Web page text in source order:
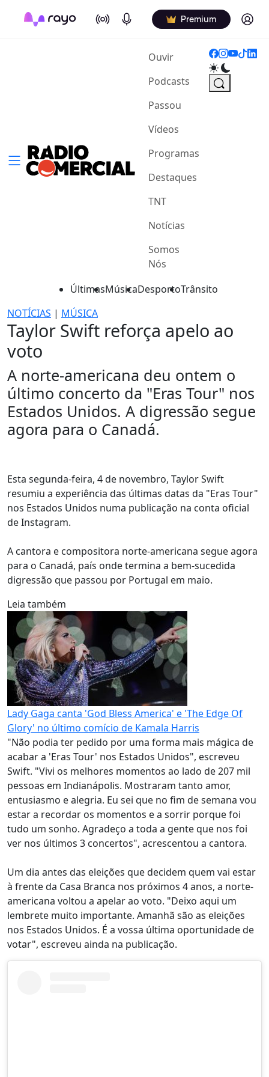
On Air Podcasts Premium Log in
Ouvir(current)
Podcasts
Passou
Vídeos
Programas
Destaques
TNT
Notícias
Somos
Nós
ÚltimasMúsicaDesportoTrânsito
NOTÍCIAS | MÚSICA
Taylor Swift reforça apelo ao
voto
A norte-americana deu ontem o
último concerto da "Eras Tour" nos
Estados Unidos. A digressão segue
agora para o Canadá.
Esta segunda-feira, 4 de novembro, Taylor Swift
resumiu a experiência das últimas datas da "Eras Tour"
nos Estados Unidos numa publicação na conta oficial
de Instagram.
A cantora e compositora norte-americana segue agora
para o Canadá, país onde termina a bem-sucedida
digressão que passou por Portugal em maio.
Leia também
Lady Gaga canta 'God Bless America' e 'The Edge Of
Glory' no último comício de Kamala Harris
"Não podia ter pedido por uma forma mais mágica de
acabar a 'Eras Tour' nos Estados Unidos", escreveu
Swift. "Vivi os melhores momentos ao lado de 207 mil
pessoas em Indianápolis. Mostraram tanto amor,
entusiasmo e alegria. Eu sei que no fim de semana vou
estar a recordar os momentos e a sorrir porque foi
tudo um sonho. Agradeço a toda a gente que nos foi
ver nos últimos 3 concertos", acrescentou a cantora.
Um dia antes das eleições que decidem quem vai estar
à frente da Casa Branca nos próximos 4 anos, a norte-
americana voltou a apelar ao voto. "Deixo aqui um
lembrete muito importante. Amanhã são as eleições
nos Estados Unidos. É a vossa última oportunidade de
votar", escreveu ainda na publicação.